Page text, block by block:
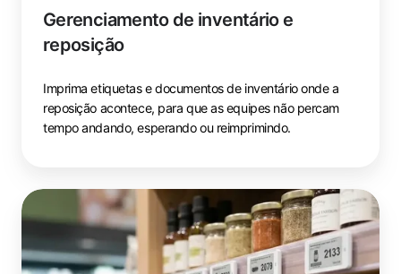
Gerenciamento de inventário e
reposição
Imprima etiquetas e documentos de inventário onde a
reposição acontece, para que as equipes não percam
tempo andando, esperando ou reimprimindo.